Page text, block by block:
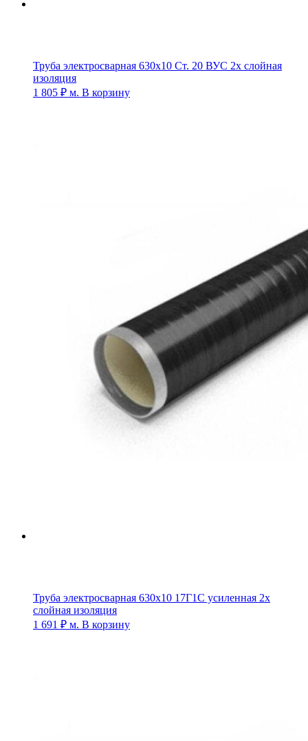
Труба электросварная 630х10 Ст. 20 ВУС 2х слойная
изоляция
1 805 ₽ м. В корзину
Труба электросварная 630х10 17Г1С усиленная 2х
слойная изоляция
1 691 ₽ м. В корзину